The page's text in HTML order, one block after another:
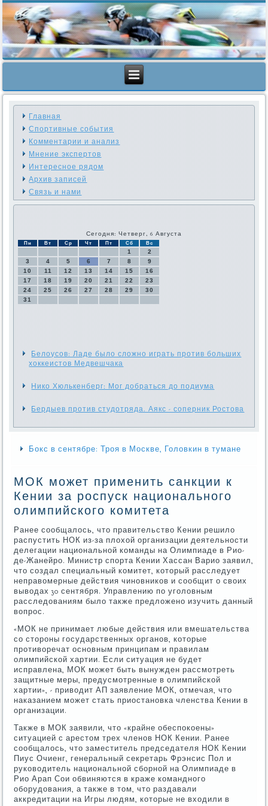
Главная
Спортивные события
Комментарии и анализ
Мнение экспертов
Интересное рядом
Архив записей
Связь и нами
Сегодня: Четверг, 6 Августа
Пн Вт Ср Чт Пт Сб Вс
1
2
3
4 5 6 7 8
9
10
11 12 13 14 15
16
17
18 19 20 21 22
23
24
25 26 27 28 29
30
31
Белоусов: Ладе было сложно играть против больших
хоккеистов Медвешчака
Нико Хюлькенберг: Мог добраться до подиума
Бердыев против студотряда. Аякс - соперник Ростова
Бокс в сентябре: Троя в Москве, Головкин в тумане
МОК может применить санкции к
Кении за роспуск национального
олимпийского комитета
Ранее сообщалось, что правительство Кении решило
распустить НОК из-за плохой организации деятельности
делегации национальной команды на Олимпиаде в Рио-
де-Жанейро. Министр спорта Кении Хассан Варио заявил,
что создал специальный комитет, который расследует
неправомерные действия чиновников и сообщит о своих
выводах 30 сентября. Управлению по уголовным
расследованиям было также предложено изучить данный
вопрос.
«МОК не принимает любые действия или вмешательства
со стороны государственных органов, которые
противоречат основным принципам и правилам
олимпийской хартии. Если ситуация не будет
исправлена, МОК может быть вынужден рассмотреть
защитные меры, предусмотренные в олимпийской
хартии», - приводит АП заявление МОК, отмечая, что
наказанием может стать приостановка членства Кении в
организации.
Также в МОК заявили, что «крайне обеспокоены»
ситуацией с арестом трех членов НОК Кении. Ранее
сообщалось, что заместитель председателя НОК Кении
Пиус Очиенг, генеральный секретарь Фрэнсис Пол и
руководитель национальной сборной на Олимпиаде в
Рио Арап Сои обвиняются в краже командного
оборудования, а также в том, что раздавали
аккредитации на Игры людям, которые не входили в